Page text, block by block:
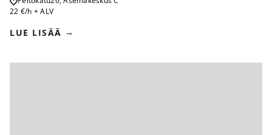
22 €/h + ALV
LUE LISÄÄ